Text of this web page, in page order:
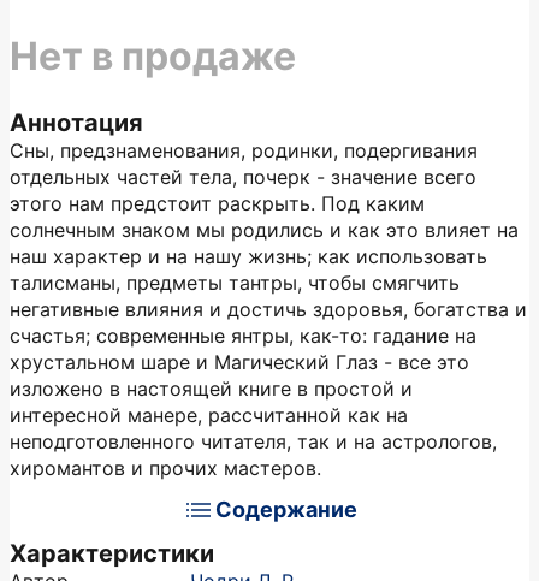
Аннотация
Сны, предзнаменования, родинки, подергивания
отдельных частей тела, почерк - значение всего
этого нам предстоит раскрыть. Под каким
солнечным знаком мы родились и как это влияет на
наш характер и на нашу жизнь; как использовать
талисманы, предметы тантры, чтобы смягчить
негативные влияния и достичь здоровья, богатства и
счастья; современные янтры, как-то: гадание на
хрустальном шаре и Магический Глаз - все это
изложено в настоящей книге в простой и
интересной манере, рассчитанной как на
неподготовленного читателя, так и на астрологов,
хиромантов и прочих мастеров.
Содержание
Характеристики
Нет в продаже